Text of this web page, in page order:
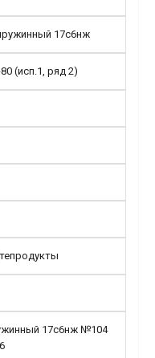
17с6нж
(исп.1, ряд 2)
17с6нж №104